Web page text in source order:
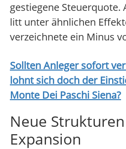
gestiegene Steuerquote.
litt unter ähnlichen
verzeichnete ein Minus
Sollten Anleger sofort
lohnt sich doch der
Monte Dei Paschi Siena?
Neue
Expansion